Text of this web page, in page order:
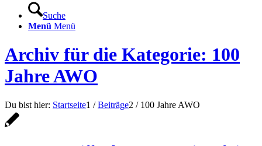
Suche
Menü Menü
Archiv für die Kategorie: 100
Jahre AWO
Du bist hier: Startseite1 / Beiträge2 / 100 Jahre AWO